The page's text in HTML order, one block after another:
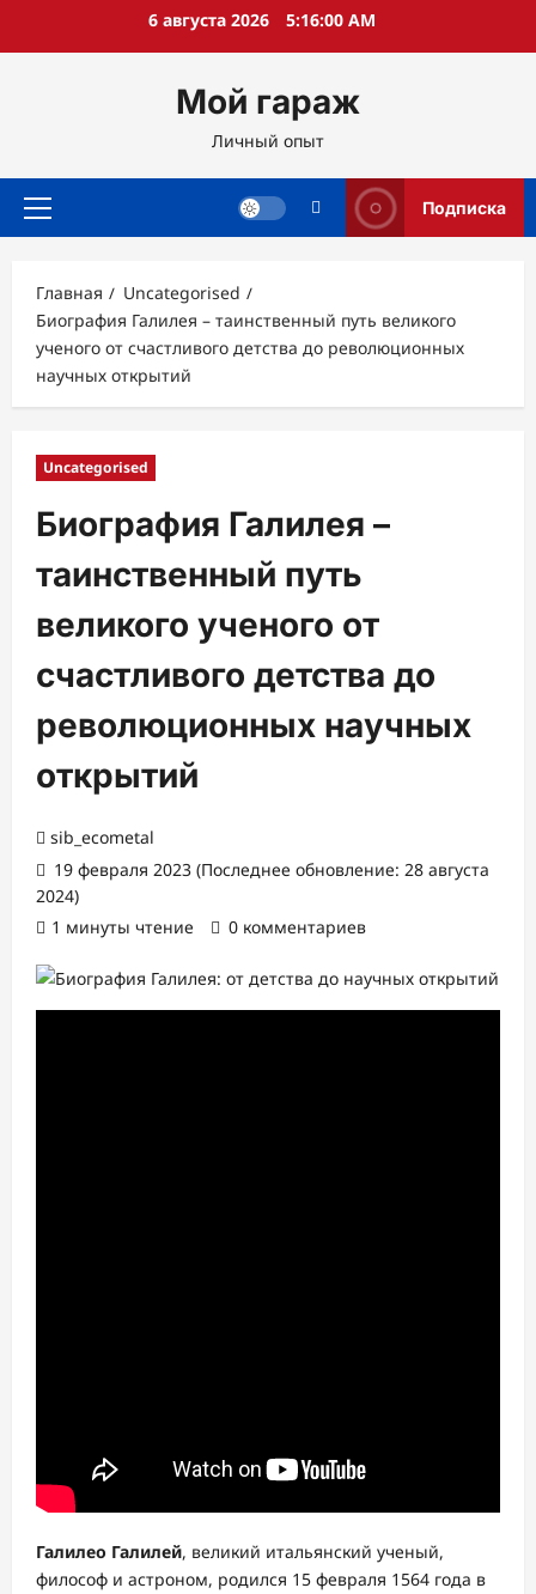
6 августа 2026 5:16:01 AM
Мой гараж
Личный опыт
Основное
Подписка
Главная
Uncategorised
Биография Галилея – таинственный путь великого
ученого от счастливого детства до революционных
научных открытий
Uncategorised
Биография Галилея –
таинственный путь
великого ученого от
счастливого детства до
революционных научных
открытий
sib_ecometal
19 февраля 2023 (Последнее обновление: 28 августа
2024)
1 минуты чтение
0 комментариев
Галилео Галилей, великий итальянский ученый,
философ и астроном, родился 15 февраля 1564 года в